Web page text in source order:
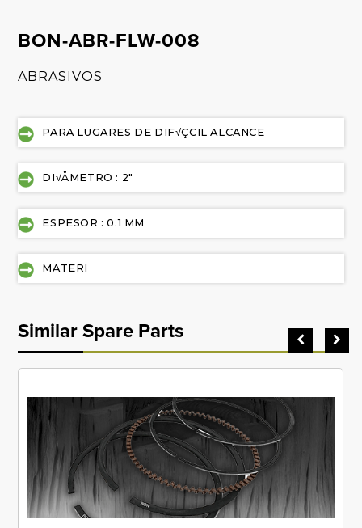
BON-ABR-FLW-008
ABRASIVOS
PARA LUGARES DE DIF√ÇCIL ALCANCE
DI√ÅMETRO : 2"
ESPESOR : 0.1 MM
MATERI
Similar Spare Parts